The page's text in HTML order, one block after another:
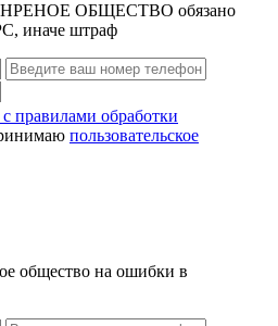
ОБЩЕСТВО обязано
иначе штраф
с правилами обработки
пользовательское
общество на ошибки в